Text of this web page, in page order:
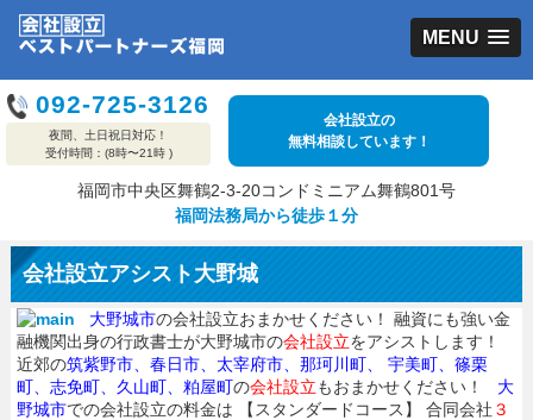
MENU
092-725-3126
夜間、土日祝日対応！
受付時間：(8時〜21時 )
会社設立の
無料相談しています！
福岡市中央区舞鶴2-3-20コンドミニアム舞鶴801号
福岡法務局から徒歩１分
会社設立アシスト大野城
大野城市の会社設立おまかせください！ 融資にも強い金
融機関出身の行政書士が大野城市の会社設立をアシストします！
近郊の筑紫野市、春日市、太宰府市、那珂川町、 宇美町、 篠栗
町、志免町、 久山町、粕屋町の会社設立もおまかせください！ 大
野城市での会社設立の料金は 【スタンダードコース】 合同会社 ３